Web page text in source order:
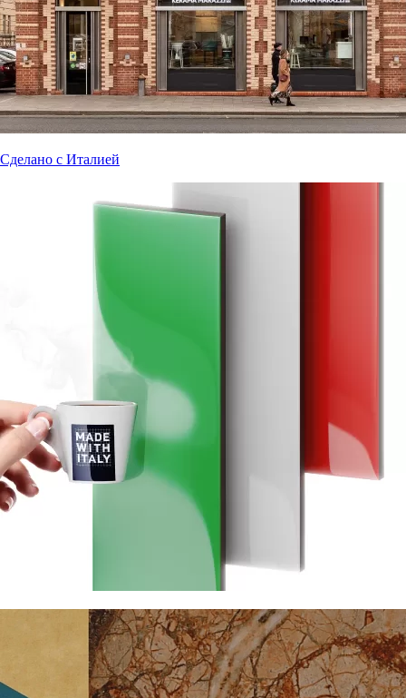
Сделано с Италией